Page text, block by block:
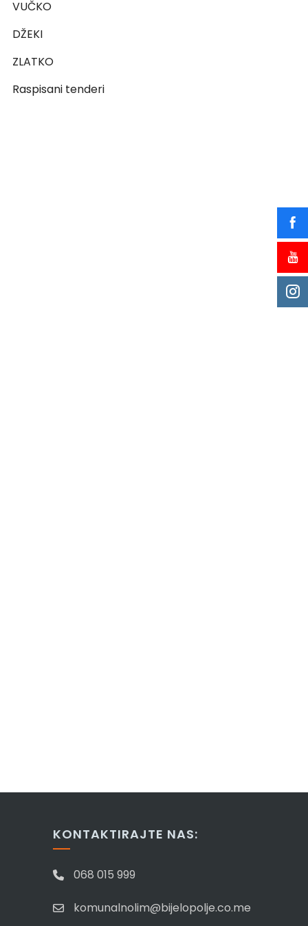
VUČKO
DŽEKI
ZLATKO
Raspisani tenderi
KONTAKTIRAJTE NAS:
068 015 999
komunalnolim@bijelopolje.co.me